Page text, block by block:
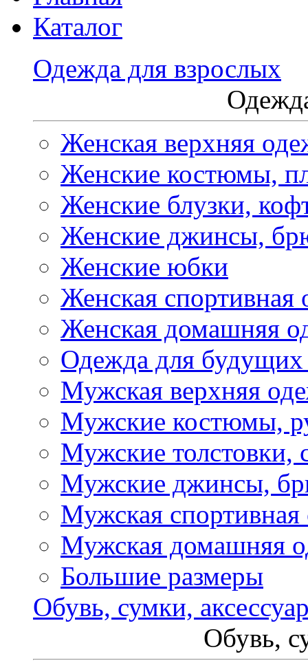
Каталог
Одежда для взрослых
Женская верхняя
Женские костюмы,
Женские блузки,
Женские джинсы,
Женские юбки
Женская спортивная
Женская домашняя
Одежда для
Мужская верхняя
Мужские костюмы,
Мужские толстовки,
Мужские джинсы,
Мужская спортивная
Мужская домашняя
Большие размеры
Обувь, сумки,
Обувь,